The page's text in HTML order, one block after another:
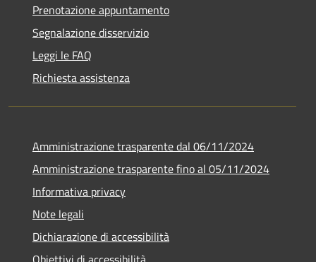
Prenotazione appuntamento
Segnalazione disservizio
Leggi le FAQ
Richiesta assistenza
Amministrazione trasparente dal 06/11/2024
Amministrazione trasparente fino al 05/11/2024
Informativa privacy
Note legali
Dichiarazione di accessibilità